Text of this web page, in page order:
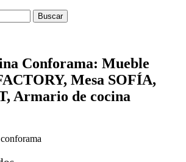
Conforama: Mueble
Mesa SOFÍA,
Armario de cocina